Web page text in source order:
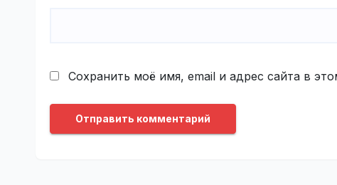
Сохранить моё имя, email и адрес сайта в